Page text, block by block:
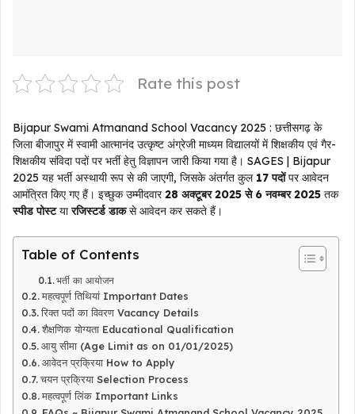
Rate this post
Bijapur Swami Atmanand School Vacancy 2025 : छत्तीसगढ़ के
जिला बीजापुर में स्वामी आत्मानंद उत्कृष्ट अंग्रेजी माध्यम विद्यालयों में शिक्षकीय एवं गैर-
शिक्षकीय संविदा पदों पर भर्ती हेतु विज्ञापन जारी किया गया है। SAGES | Bijapur
2025 यह भर्ती अस्थायी रूप से की जाएगी, जिसके अंतर्गत कुल 17 पदोंपर आवेदन
आमंत्रित किए गए हैं। इच्छुक उम्मीदवार28 अक्टूबर 2025 से 6 नवम्बर 2025 तक
स्पीड पोस्टयारजिस्टर्ड डाकसे आवेदन कर सकते हैं।
Table of Contents
भर्ती का आयोजन
महत्वपूर्ण तिथियां Important Dates
रिक्त पदों का विवरण Vacancy Details
शैक्षणिक योग्यता Educational Qualification
आयु सीमा (Age Limit as on 01/01/2025)
आवेदन प्रक्रिया How to Apply
चयन प्रक्रिया Selection Process
महत्वपूर्ण लिंक Important Links